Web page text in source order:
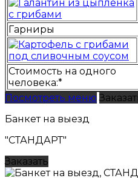
Гарниры
Стоимость на одного
человека:*
Посмотреть меню
Банкет на выезд
"СТАНДАРТ"
Заказать